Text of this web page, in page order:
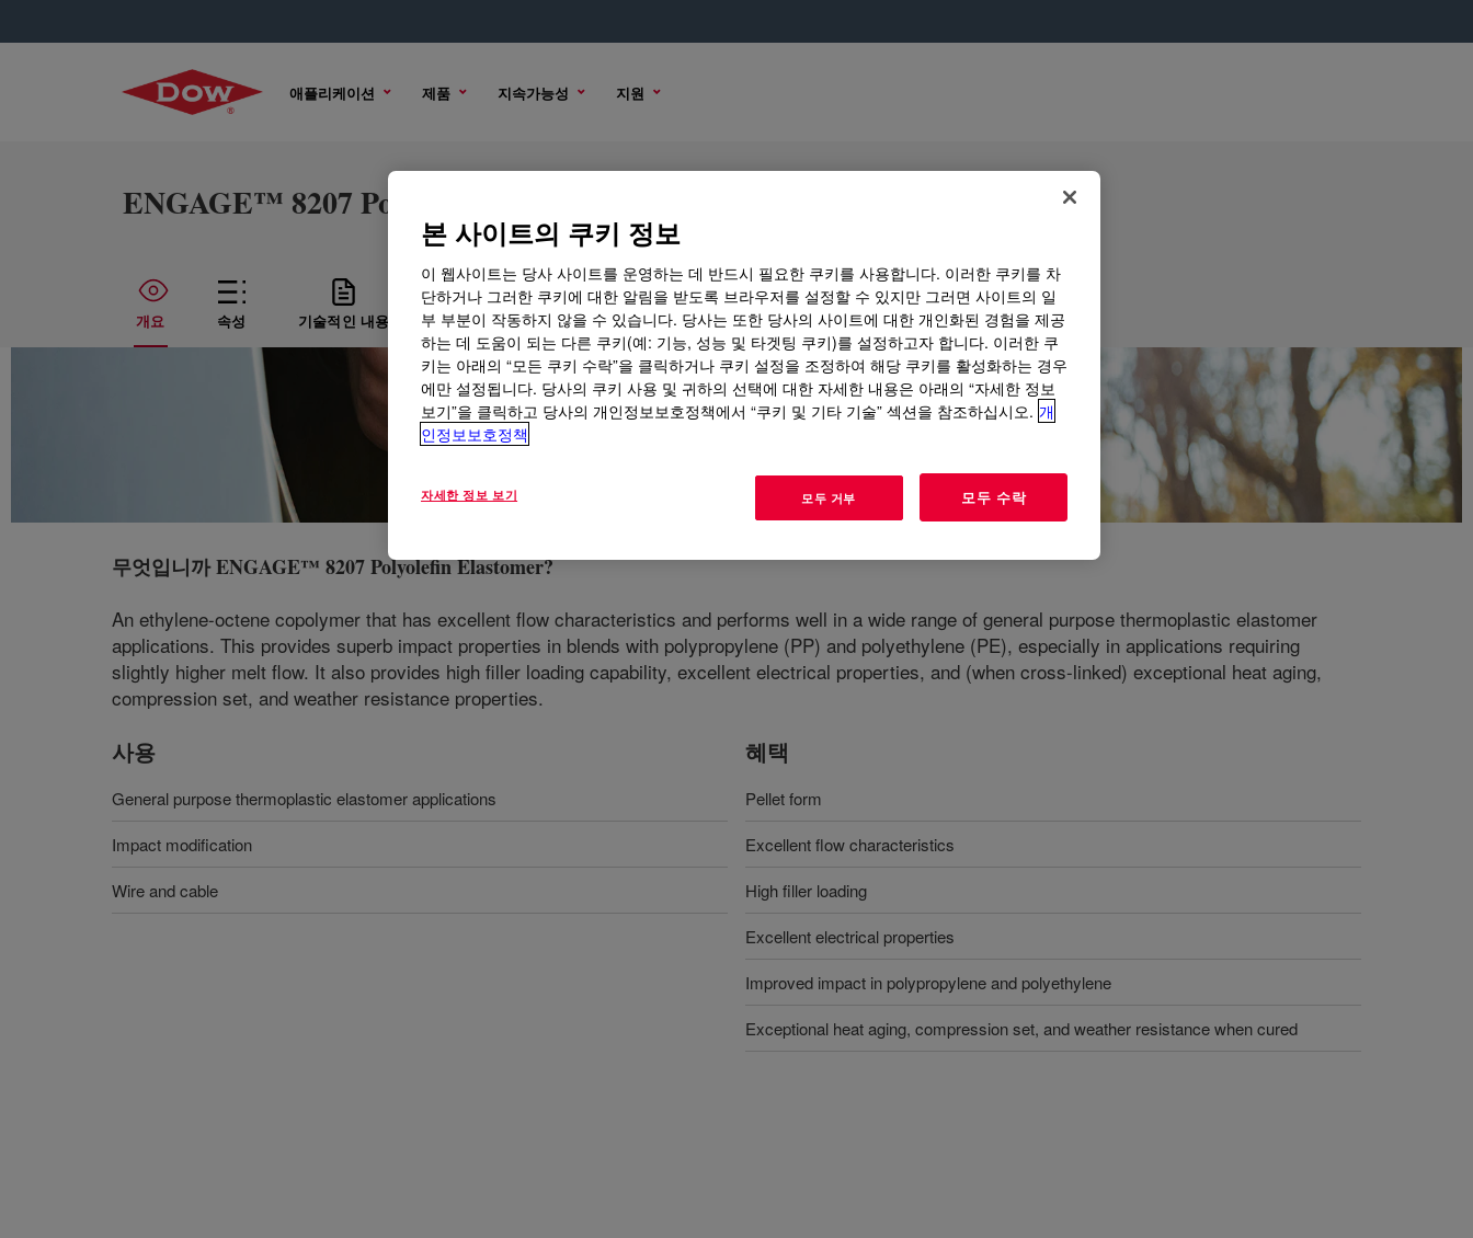
애플리케이션 제품 지속가능성 지원
ENGAGE™ 8207 Polyolefin Elastomer
개요 속성 기술적인 내용 샘플 옵션 구매 옵션
무엇입니까ENGAGE™ 8207 Polyolefin Elastomer?
An ethylene-octene copolymer that has excellent flow characteristics and performs well in a wide range of general purpose thermoplastic elastomer
applications. This provides superb impact properties in blends with polypropylene (PP) and polyethylene (PE), especially in applications requiring
slightly higher melt flow. It also provides high filler loading capability, excellent electrical properties, and (when cross-linked) exceptional heat aging,
compression set, and weather resistance properties.
사용
General purpose thermoplastic elastomer applications
Impact modification
Wire and cable
혜택
Pellet form
Excellent flow characteristics
High filler loading
Excellent electrical properties
Improved impact in polypropylene and polyethylene
Exceptional heat aging, compression set, and weather resistance when cured
본 사이트의 쿠키 정보
이 웹사이트는 당사 사이트를 운영하는 데 반드시 필요한 쿠키를 사용합니다. 이러한 쿠키를 차
단하거나 그러한 쿠키에 대한 알림을 받도록 브라우저를 설정할 수 있지만 그러면 사이트의 일
부 부분이 작동하지 않을 수 있습니다. 당사는 또한 당사의 사이트에 대한 개인화된 경험을 제공
하는 데 도움이 되는 다른 쿠키(예: 기능, 성능 및 타겟팅 쿠키)를 설정하고자 합니다. 이러한 쿠
키는 아래의 “모든 쿠키 수락”을 클릭하거나 쿠키 설정을 조정하여 해당 쿠키를 활성화하는 경우
에만 설정됩니다. 당사의 쿠키 사용 및 귀하의 선택에 대한 자세한 내용은 아래의 “자세한 정보
보기”을 클릭하고 당사의 개인정보보호정책에서 “쿠키 및 기타 기술” 섹션을 참조하십시오. 개
인정보보호정책
자세한 정보 보기 모두 거부 모두 수락